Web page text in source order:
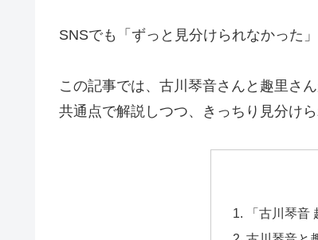
SNSでも「ずっと見分けられなかった
この記事では、古川琴音さんと趣里さ
共通点で解説しつつ、きっちり見分け
「古川琴